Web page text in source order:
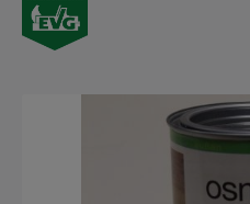
Bildergalerie überspringen